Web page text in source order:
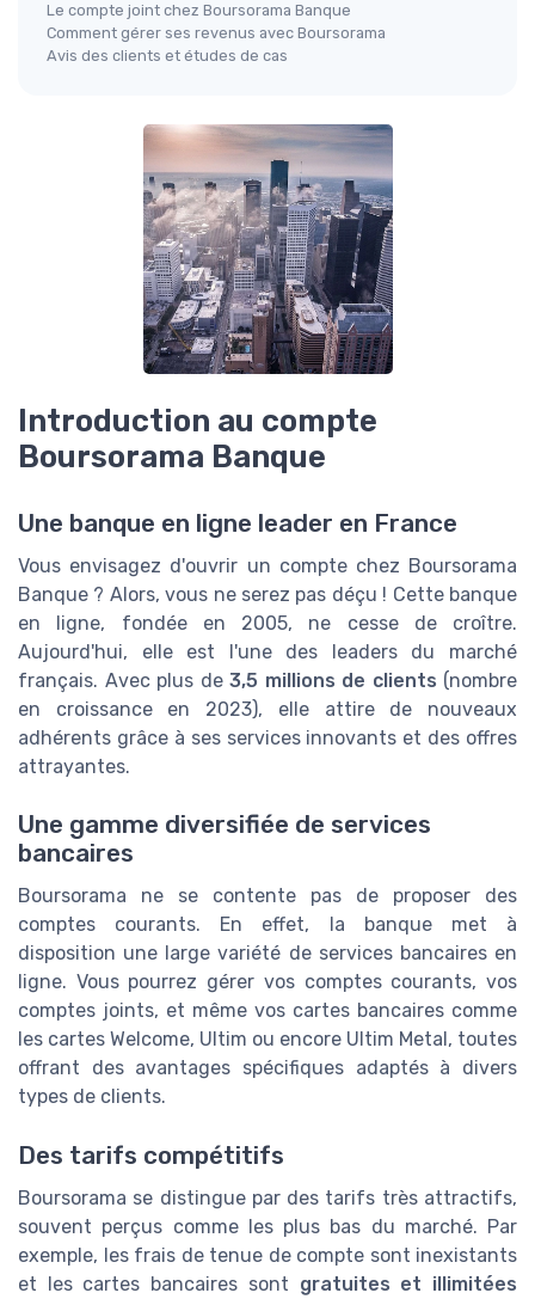
Le compte joint chez Boursorama Banque
Comment gérer ses revenus avec Boursorama
Avis des clients et études de cas
Introduction au compte
Boursorama Banque
Une banque en ligne leader en France
Vous envisagez d'ouvrir un compte chez Boursorama
Banque ? Alors, vous ne serez pas déçu ! Cette banque
en ligne, fondée en 2005, ne cesse de croître.
Aujourd'hui, elle est l'une des leaders du marché
français. Avec plus de 3,5 millions de clients (nombre
en croissance en 2023), elle attire de nouveaux
adhérents grâce à ses services innovants et des offres
attrayantes.
Une gamme diversifiée de services
bancaires
Boursorama ne se contente pas de proposer des
comptes courants. En effet, la banque met à
disposition une large variété de services bancaires en
ligne. Vous pourrez gérer vos comptes courants, vos
comptes joints, et même vos cartes bancaires comme
les cartes Welcome, Ultim ou encore Ultim Metal, toutes
offrant des avantages spécifiques adaptés à divers
types de clients.
Des tarifs compétitifs
Boursorama se distingue par des tarifs très attractifs,
souvent perçus comme les plus bas du marché. Par
exemple, les frais de tenue de compte sont inexistants
et les cartes bancaires sont gratuites et illimitées